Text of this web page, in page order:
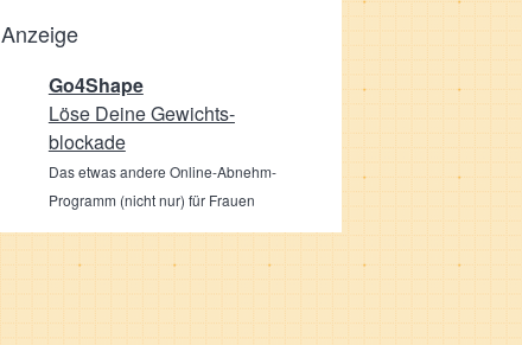
Anzeige
Go4Shape
Löse Deine Gewichts­
blockade
Das etwas andere Online-Abnehm-
Programm (nicht nur) für Frauen